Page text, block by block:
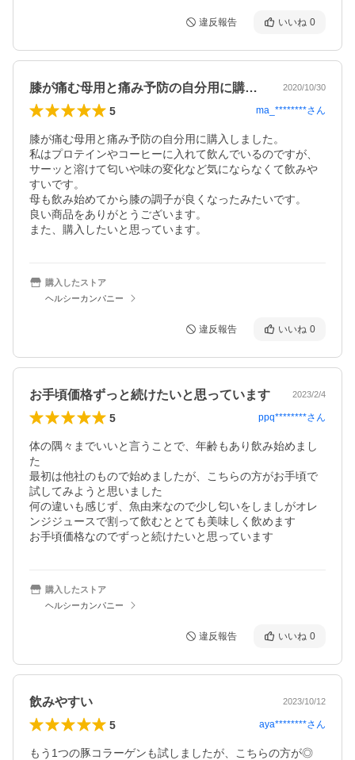
違反報告 いいね 0
膝が痛む母用と痛み予防の自分用に購入し… 2020/10/30
5 ma_********さん
膝が痛む母用と痛み予防の自分用に購入しました。
私はプロテインやコーヒーに入れて飲んでいるのですが、
サーッと溶けて匂いや味の変化など気にならなくて飲みや
すいです。
母も飲み始めてから膝の調子が良くなったみたいです。
良い商品をありがとうございます。
また、購入したいと思っています。
購入したストア
ヘルシーカンパニー
違反報告 いいね 0
お手頃価格ずっと続けたいと思っています 2023/2/4
5 ppq********さん
体の隅々までいいと言うことで、年齢もあり飲み始めまし
た
最初は他社のもので始めましたが、こちらの方がお手頃で
試してみようと思いました
何の違いも感じず、魚由来なので少し匂いをしましがオレ
ンジジュースで割って飲むととても美味しく飲めます
お手頃価格なのでずっと続けたいと思っています
購入したストア
ヘルシーカンパニー
違反報告 いいね 0
飲みやすい 2023/10/12
5 aya********さん
もう1つの豚コラーゲンも試しましたが、こちらの方が◎